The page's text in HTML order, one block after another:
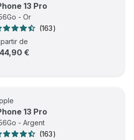
13 Pro
- Or
163
de
€
13 Pro
- Argent
163